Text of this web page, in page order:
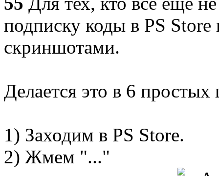
подписку коды в PS
скриншотами.
Делается это в 6 простых
1) Заходим в PS Store.
2) Жмем "..."